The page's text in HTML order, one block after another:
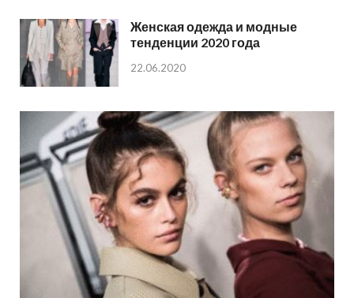
Женская одежда и модные
тенденции 2020 года
22.06.2020